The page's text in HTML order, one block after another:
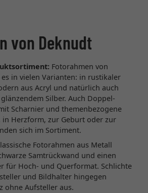
von Deknudt
Fotorahmen von
in vielen Varianten: in rustikaler
aus Acryl und natürlich auch
Silber. Auch Doppel-
Scharnier und themenbezogene
in Herzform, zur Geburt oder zur
sich im Sortiment.
Fotorahmen aus Metall
Samtrückwand und einen
für Hoch- und Querformat. Schlichte
und Bildhalter hingegen
ohne Aufsteller aus.